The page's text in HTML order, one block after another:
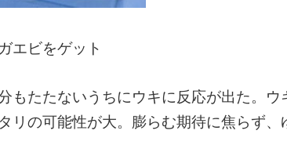
エビをゲット
もたたないうちにウキに反応が出た。
リの可能性が大。膨らむ期待に焦らず